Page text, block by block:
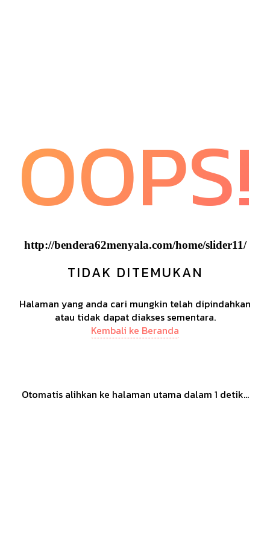
OOPS!
http://bendera62menyala.com/home/slider11/
TIDAK DITEMUKAN
Halaman yang anda cari mungkin telah dipindahkan
atau tidak dapat diakses sementara.
Kembali ke Beranda
Otomatis alihkan ke halaman utama dalam 1 detik...